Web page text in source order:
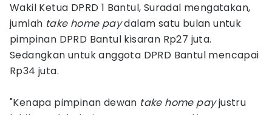
Wakil Ketua DPRD 1 Bantul, Suradal mengatakan,
jumlah take home paydalam satu bulan untuk
pimpinan DPRD Bantul kisaran Rp27 juta.
Sedangkan untuk anggota DPRD Bantul mencapai
Rp34 juta.
‎"Kenapa pimpinan dewan take home payjustru